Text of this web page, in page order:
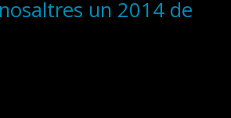
un 2014 de